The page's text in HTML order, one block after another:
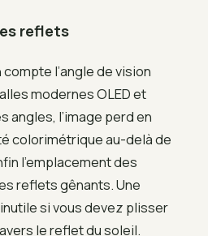
reflets
l’angle de vision
modernes OLED et
angles, l’image perd en
colorimétrique au-delà de
l’emplacement des
reflets gênants. Une
si vous devez plisser
le reflet du soleil.